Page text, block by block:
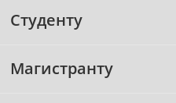
Студенту
Магистранту